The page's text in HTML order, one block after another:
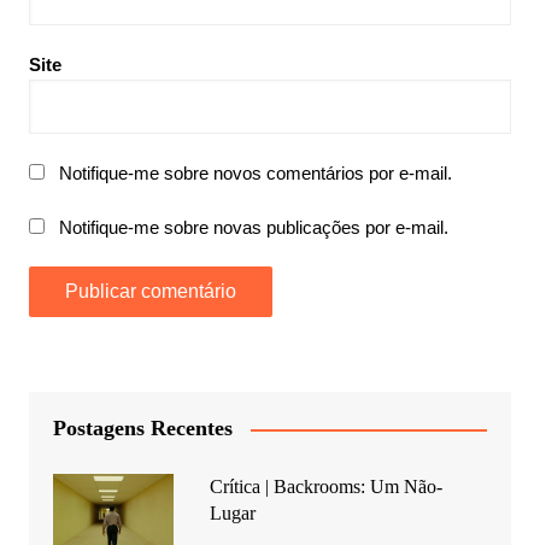
Site
Notifique-me sobre novos comentários por e-mail.
Notifique-me sobre novas publicações por e-mail.
Postagens Recentes
Crítica | Backrooms: Um Não-
Lugar